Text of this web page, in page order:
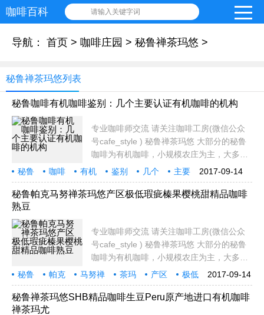
咖啡百科 请输入关键字词
导航： 首页 > 咖啡庄园 > 秘鲁禅茶玛悠 >
秘鲁禅茶玛悠列表
秘鲁咖啡有机咖啡鉴别：几个主要认证有机咖啡的机构
专业咖啡师交流 请关注咖啡工房(微信公众
号cafe_style ) 秘鲁禅茶玛悠 大部分的秘鲁
咖啡为有机咖啡，小规模农庄为主，大多种
植在安第斯山脚下。秘鲁，山地占全国面积
的1/3，属于热带沙漠区，气候干燥而温和。
18~26℃的年均温和700~1,500mm的年降水
2017-09-14
秘鲁 咖啡 有机 鉴别 几个
主要
认证
机构 专业
秘鲁帕克马努禅茶玛悠产区极低瑕疵榛果樱桃甜精品咖啡
熟豆
专业咖啡师交流 请关注咖啡工房(微信公众
号cafe_style ) 秘鲁禅茶玛悠 大部分的秘鲁
咖啡为有机咖啡，小规模农庄为主，大多种
植在安第斯山脚下。秘鲁，山地占全国面积
的1/3，属于热带沙漠区，气候干燥而温和。
18~26℃的年均温和700~1,500mm的年降水
2017-09-14
秘鲁 帕克 马努禅 茶玛 产区
极低
瑕疵
榛果 樱桃 精品
秘鲁禅茶玛悠SHB精品咖啡生豆Peru原产地进口有机咖啡
禅茶玛尤